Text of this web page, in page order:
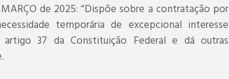
MARÇO de 2025: “Dispõe sobre a contratação por
temporária de excepcional interesse
37 da Constituição Federal e dá outras